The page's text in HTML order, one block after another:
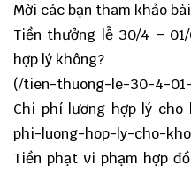
Mời các bạn tham khảo
Tiền thưởng lễ 30/4 –
hợp lý không?
(/tien-thuong-le-30-4-
Chi phí lương hợp lý
phi-luong-hop-ly-cho-
Tiền phạt vi phạm hợp